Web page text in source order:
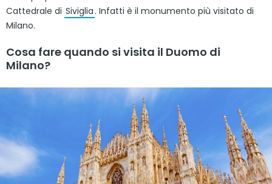
Cattedrale di Siviglia . Infatti è il monumento più visitato di
Milano.
Cosa fare quando si visita il Duomo di
Milano?